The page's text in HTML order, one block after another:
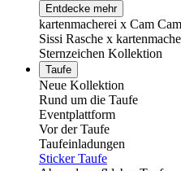
Entdecke mehr
kartenmacherei x Cam
Sissi Rasche x
Sternzeichen Kollektion
Taufe
Neue Kollektion
Rund um die Taufe
Eventplattform
Vor der Taufe
Taufeinladungen
Sticker Taufe